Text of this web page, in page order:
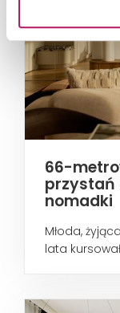
66-
przystań
nomadki
Młoda,
lata